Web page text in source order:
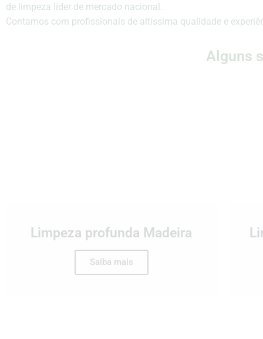
de limpeza líder de mercado nacional.
Contamos com profissionais de altíssima qualidade e
Alguns
Limpeza profunda Madeira
Saiba mais